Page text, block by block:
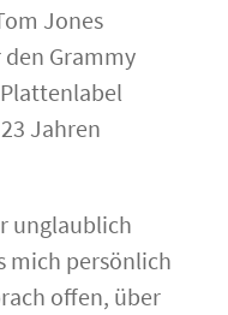
Jones
Grammy
Jahren
unglaublich
mich persönlich
offen, über